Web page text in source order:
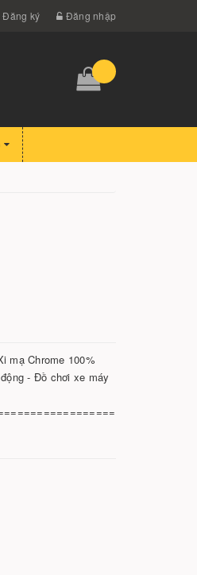
Đăng ký Đăng nhập
mạ Chrome 100%
- Đồ chơi xe máy